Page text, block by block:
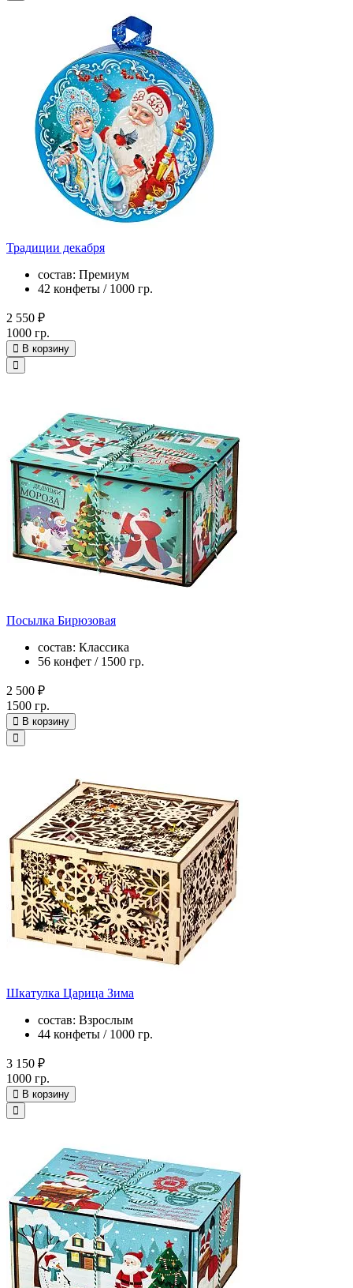
Традиции декабря
состав: Премиум
42 конфеты / 1000 гр.
2 550 ₽
1000 гр.
В корзину
Посылка Бирюзовая
состав: Классика
56 конфет / 1500 гр.
2 500 ₽
1500 гр.
В корзину
Шкатулка Царица Зима
состав: Взрослым
44 конфеты / 1000 гр.
3 150 ₽
1000 гр.
В корзину